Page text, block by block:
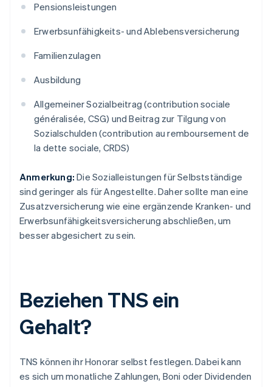
Pensionsleistungen
Erwerbsunfähigkeits- und Ablebensversicherung
Familienzulagen
Ausbildung
Allgemeiner Sozialbeitrag (contribution sociale
généralisée, CSG) und Beitrag zur Tilgung von
Sozialschulden (contribution au remboursement de
la dette sociale, CRDS)
Anmerkung: Die Sozialleistungen für Selbstständige
sind geringer als für Angestellte. Daher sollte man eine
Zusatzversicherung wie eine ergänzende Kranken- und
Erwerbsunfähigkeitsversicherung abschließen, um
besser abgesichert zu sein.
Beziehen TNS ein
Gehalt?
TNS können ihr Honorar selbst festlegen. Dabei kann
es sich um monatliche Zahlungen, Boni oder Dividenden